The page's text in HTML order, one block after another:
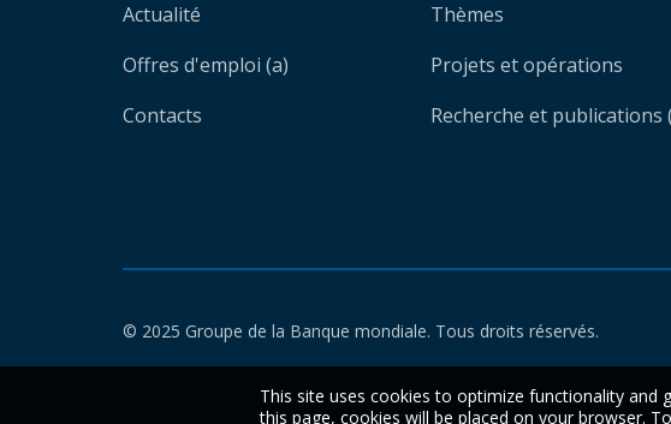
Actualité
Offres d'emploi (a)
Contacts
Thèmes
Projets et opérations
Recherche et publications
© 2025 Groupe de la Banque mondiale. Tous droits réservés.
This site uses cookies to optimize functionality and
this page, cookies will be placed on your browser.